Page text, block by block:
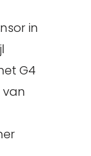
in
G4
van